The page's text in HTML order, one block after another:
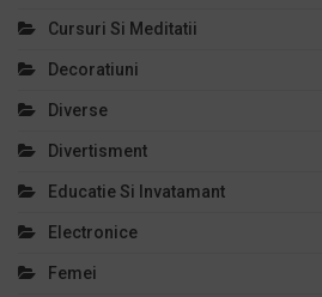
Cursuri Si Meditatii
Decoratiuni
Diverse
Divertisment
Educatie Si Invatamant
Electronice
Femei